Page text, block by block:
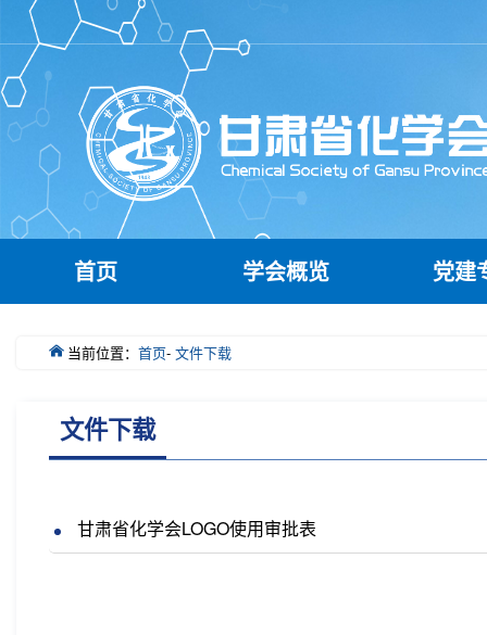
首页 学会概览 党建
当前位置： 首页- 文件下载
文件下载
甘肃省化学会LOGO使用审批表